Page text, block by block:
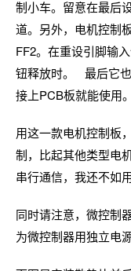
制小车。留意在最后
道。另外，电机控制
FF2。在重设引脚输
钮释放时。 最后它
接上PCB板就能使用
用这一款电机控制板
制，比起其他类型电
串行通信，我还不如
同时请注意，微控制
为微控制器用独立电